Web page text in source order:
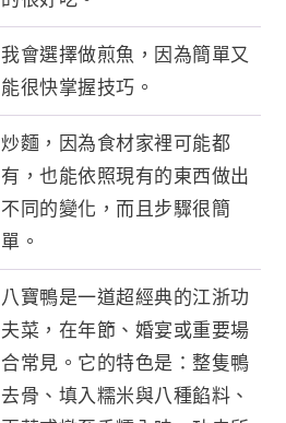
我會選擇做煎魚，因為簡單又
能很快掌握技巧。
炒麵，因為食材家裡可能都
有，也能依照現有的東西做出
不同的變化，而且步驟很簡
單。
八寶鴨是一道超經典的江浙功
夫菜，在年節、婚宴或重要場
合常見。它的特色是：整隻鴨
去骨、填入糯米與八種餡料、